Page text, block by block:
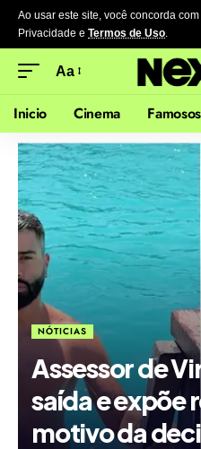
Ao usar este site, você concorda
Privacidade e Termos de Uso.
Aa
Inicio Cinema Famosos
NÓTICIAS
Assessor de
saída e expõe
motivo da